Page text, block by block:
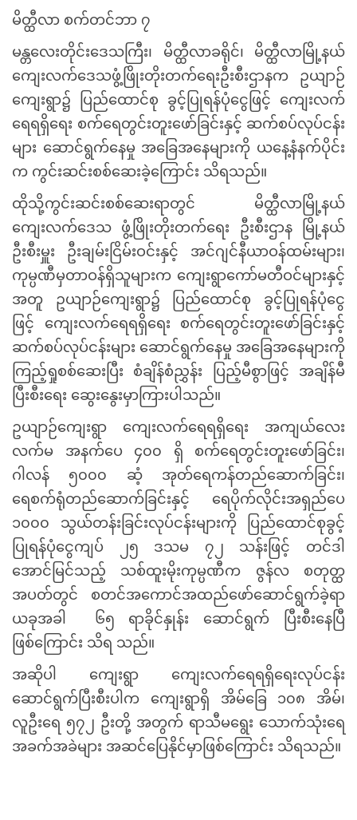
မိတ္ထီလာ စက်တင်ဘာ ၇
မန္တလေးတိုင်းဒေသကြီး၊ မိတ္ထီလာခရိုင်၊ မိတ္ထီလာမြို့နယ်
ကျေးလက်ဒေသဖွံ့ဖြိုးတိုးတက်ရေးဦးစီးဌာနက ဥယျာဉ်
ကျေးရွာ၌ ပြည်ထောင်စု ခွင့်ပြုရန်ပုံငွေဖြင့် ကျေးလက်
ရေရရှိရေး စက်ရေတွင်းတူးဖော်ခြင်းနှင့် ဆက်စပ်လုပ်ငန်း
များ ဆောင်ရွက်နေမှု အခြေအနေများကို ယနေ့နံနက်ပိုင်း
က ကွင်းဆင်းစစ်ဆေးခဲ့ကြောင်း သိရသည်။
ထိုသို့ကွင်းဆင်းစစ်ဆေးရာတွင် မိတ္ထီလာမြို့နယ်
ကျေးလက်ဒေသ ဖွံ့ဖြိုးတိုးတက်ရေး ဦးစီးဌာန မြို့နယ်
ဦးစီးမှူး ဦးချမ်းငြိမ်းဝင်းနှင့် အင်ဂျင်နီယာဝန်ထမ်းများ၊
ကုမ္ပဏီမှတာဝန်ရှိသူများက ကျေးရွာကော်မတီဝင်များနှင့်
အတူ ဥယျာဉ်ကျေးရွာ၌ ပြည်ထောင်စု ခွင့်ပြုရန်ပုံငွေ
ဖြင့် ကျေးလက်ရေရရှိရေး စက်ရေတွင်းတူးဖော်ခြင်းနှင့်
ဆက်စပ်လုပ်ငန်းများ ဆောင်ရွက်နေမှု အခြေအနေများကို
ကြည့်ရှုစစ်ဆေးပြီး စံချိန်စံညွှန်း ပြည့်မီစွာဖြင့် အချိန်မီ
ပြီးစီးရေး ဆွေးနွေးမှာကြားပါသည်။
ဥယျာဉ်ကျေးရွာ ကျေးလက်ရေရရှိရေး အကျယ်လေး
လက်မ အနက်ပေ ၄၀၀ ရှိ စက်ရေတွင်းတူးဖော်ခြင်း၊
ဂါလန် ၅၀၀၀ ဆံ့ အုတ်ရေကန်တည်ဆောက်ခြင်း၊
ရေစက်ရုံတည်ဆောက်ခြင်းနှင့် ရေပိုက်လိုင်းအရှည်ပေ
၁၀၀၀ သွယ်တန်းခြင်းလုပ်ငန်းများကို ပြည်ထောင်စုခွင့်
ပြုရန်ပုံငွေကျပ် ၂၅ ဒသမ ၇၂ သန်းဖြင့် တင်ဒါ
အောင်မြင်သည့် သစ်ထူးမိုးကုမ္ပဏီက ဇွန်လ စတုတ္ထ
အပတ်တွင် စတင်အကောင်အထည်ဖော်ဆောင်ရွက်ခဲ့ရာ
ယခုအခါ ၆၅ ရာခိုင်နှုန်း ဆောင်ရွက် ပြီးစီးနေပြီ
ဖြစ်ကြောင်း သိရ သည်။
အဆိုပါ ကျေးရွာ ကျေးလက်ရေရရှိရေးလုပ်ငန်း
ဆောင်ရွက်ပြီးစီးပါက ကျေးရွာရှိ အိမ်ခြေ ၁၀၈ အိမ်၊
လူဦးရေ ၅၇၂ ဦးတို့ အတွက် ရာသီမရွေး သောက်သုံးရေ
အခက်အခဲများ အဆင်ပြေနိုင်မှာဖြစ်ကြောင်း သိရသည်။